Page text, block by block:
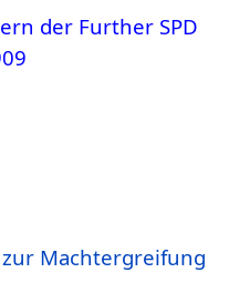
der Further SPD
Machtergreifung